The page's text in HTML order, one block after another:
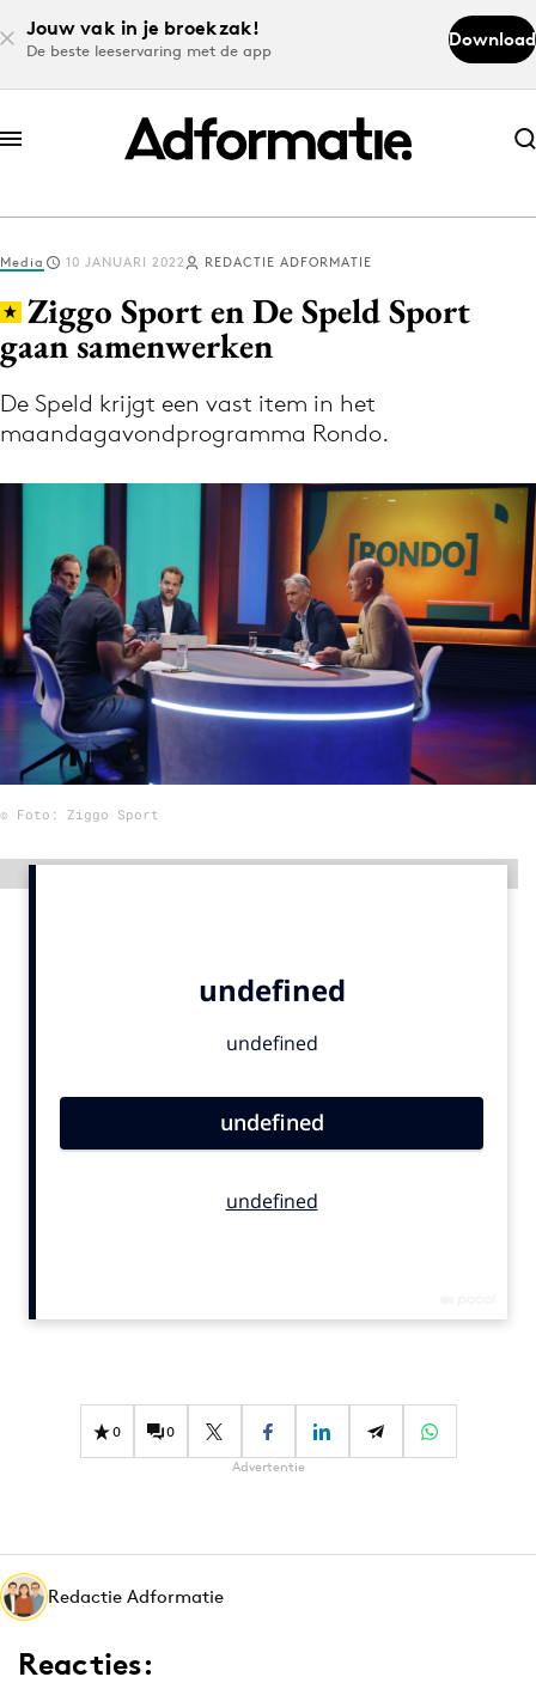
Jouw vak in je broekzak!
De beste leeservaring met de app
Download
Abonneer nu
Abonneer nu
Log in
Volg het laatste nieuws via de Adformatie
Nieuws app
Menu
Home
9 sept: GenAI-training
12 nov: MarketingLive!
Adverteren
Events
Opleidingen
Vacatures
Bureaus
Effectiviteit
Interne communicatie
Martech
Merkstrategie
Media 10 JANUARI 2022 REDACTIE ADFORMATIE
Ziggo Sport en De Speld Sport
gaan samenwerken
De Speld krijgt een vast item in het
maandagavondprogramma Rondo.
© Foto: Ziggo Sport
0 0
Advertentie
Redactie Adformatie
Reacties: